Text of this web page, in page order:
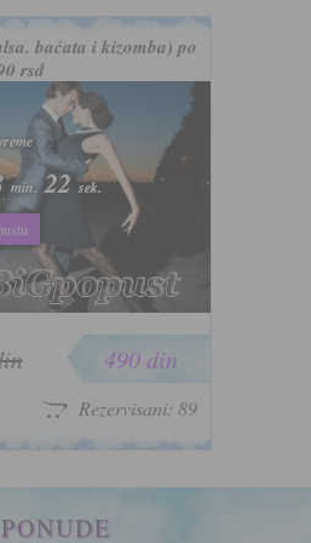
baćata i kizomba) po
rsd
min. 19sek.
min. 19sek.
490 din
Rezervisani: 89